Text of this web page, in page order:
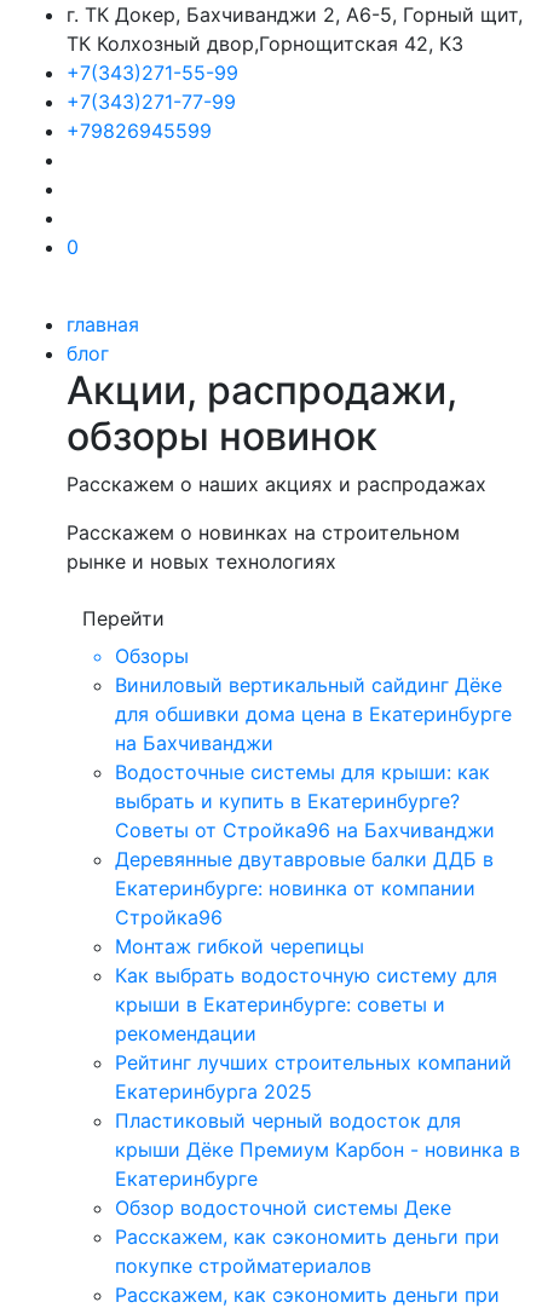
г. ТК Докер, Бахчиванджи 2, А6-5, Горный щит,
ТК Колхозный двор,Горнощитская 42, К3
+7(343)271-55-99
+7(343)271-77-99
+79826945599
0
главная
блог
Акции, распродажи,
обзоры новинок
Расскажем о наших акциях и распродажах
Расскажем о новинках на строительном
рынке и новых технологиях
Перейти
Обзоры
Виниловый вертикальный сайдинг Дёке
для обшивки дома цена в Екатеринбурге
на Бахчиванджи
Водосточные системы для крыши: как
выбрать и купить в Екатеринбурге?
Советы от Стройка96 на Бахчиванджи
Деревянные двутавровые балки ДДБ в
Екатеринбурге: новинка от компании
Стройка96
Монтаж гибкой черепицы
Как выбрать водосточную систему для
крыши в Екатеринбурге: советы и
рекомендации
Рейтинг лучших строительных компаний
Екатеринбурга 2025
Пластиковый черный водосток для
крыши Дёке Премиум Карбон - новинка в
Екатеринбурге
Обзор водосточной системы Деке
Расскажем, как сэкономить деньги при
покупке стройматериалов
Расскажем, как сэкономить деньги при